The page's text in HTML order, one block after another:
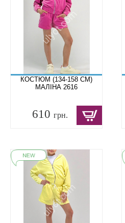
КОСТЮМ (134-158 СМ)
МАЛІНА 2616
610 грн.